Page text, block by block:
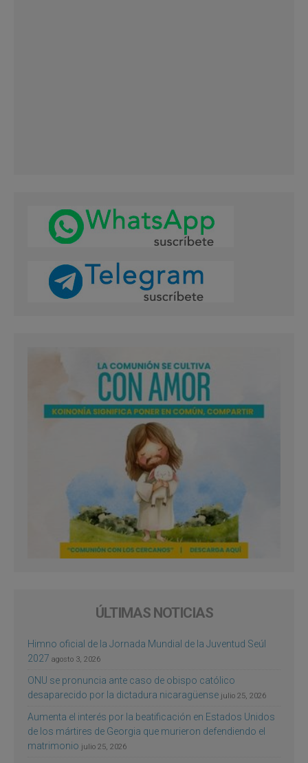
ÚLTIMAS NOTICIAS
Himno oficial de la Jornada Mundial de la Juventud Seúl
2027 agosto 3, 2026
ONU se pronuncia ante caso de obispo católico
desaparecido por la dictadura nicaragüense julio 25, 2026
Aumenta el interés por la beatificación en Estados Unidos
de los mártires de Georgia que murieron defendiendo el
matrimonio julio 25, 2026